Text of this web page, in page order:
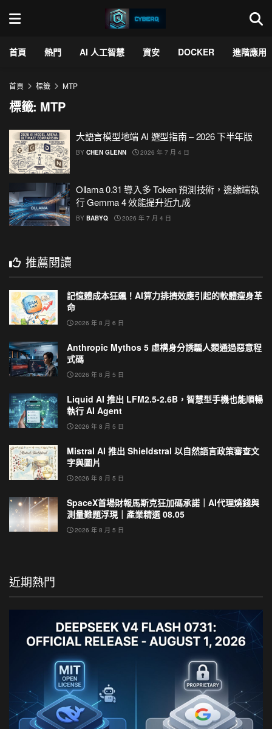
首頁 熱門 AI 人工智慧 資安 DOCKER 進階應用
首頁 標籤 MTP
標籤: MTP
大語言模型地端 AI 選型指南 – 2026 下半年版
BY CHEN GLENN 2026 年 7 月 4 日
Ollama 0.31 導入多 Token 預測技術，邊緣端執
行 Gemma 4 效能提升近九成
BY BABYQ 2026 年 7 月 4 日
推薦閱讀
記憶體成本狂飆！AI算力排擠效應引起的軟體瘦身革
命
2026 年 8 月 6 日
Anthropic Mythos 5 虛構身分誘騙人類通過惡意程
式碼
2026 年 8 月 5 日
Liquid AI 推出 LFM2.5-2.6B，智慧型手機也能順暢
執行 AI Agent
2026 年 8 月 5 日
Mistral AI 推出 Shieldstral 以自然語言政策審查文
字與圖片
2026 年 8 月 5 日
SpaceX首場財報馬斯克狂加碼承諾｜AI代理燒錢與
測量難題浮現｜產業精選 08.05
2026 年 8 月 5 日
近期熱門